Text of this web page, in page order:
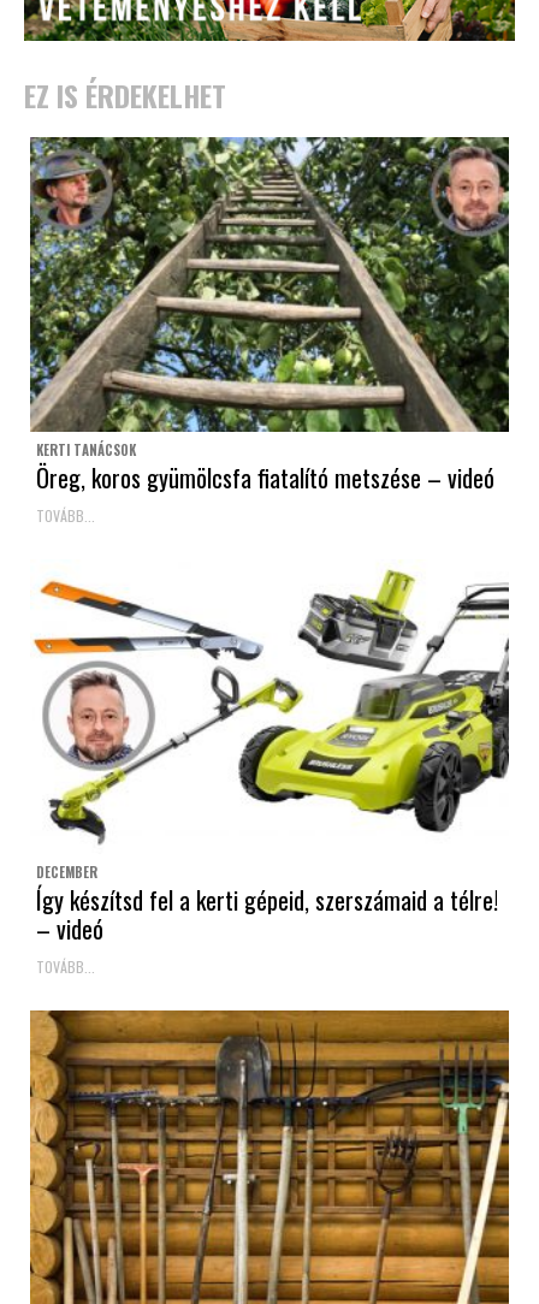
EZ IS ÉRDEKELHET
KERTI TANÁCSOK
Öreg, koros gyümölcsfa fiatalító metszése – videó
TOVÁBB...
DECEMBER
Így készítsd fel a kerti gépeid, szerszámaid a télre!
– videó
TOVÁBB...